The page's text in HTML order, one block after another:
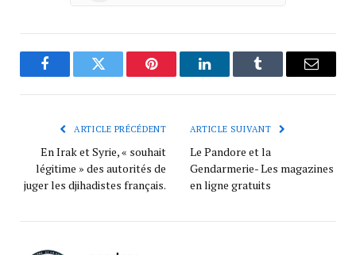
FacebookTwitter Pinterest LinkedInTumblr
ARTICLE PRÉCÉDENT
En Irak et Syrie, « souhait
légitime » des autorités de
juger les djihadistes français.
ARTICLE SUIVANT
Le Pandore et la
Gendarmerie- Les magazines
en ligne gratuits